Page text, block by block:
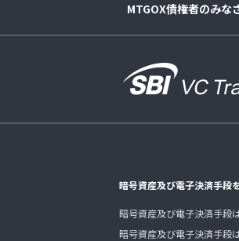
MTGOX債権者のみな
暗号資産及び電子決済手段
暗号資産及び電子決済手段
暗号資産及び電子決済手段